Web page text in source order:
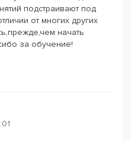
подстраивают под
от многих других
начать
за обучение!